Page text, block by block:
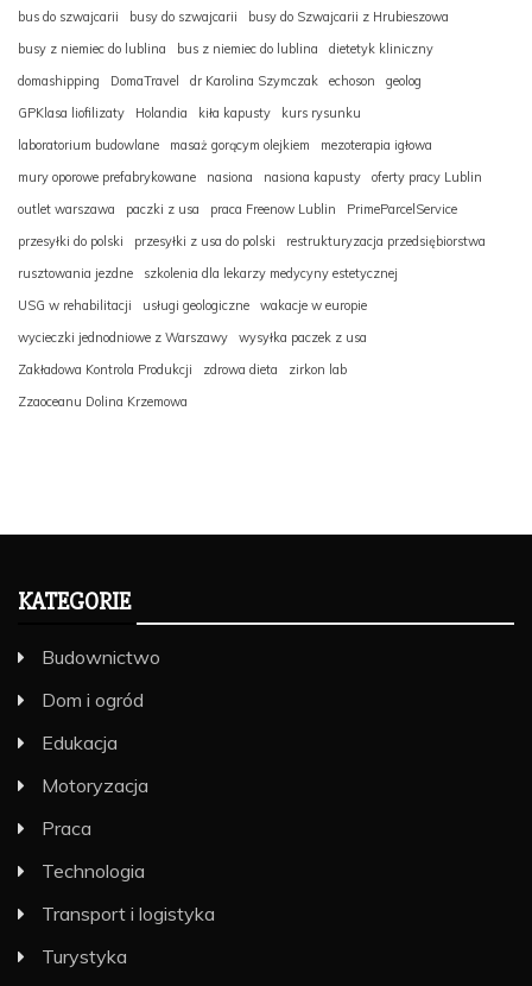
bus do szwajcarii
busy do szwajcarii
busy do Szwajcarii z Hrubieszowa
busy z niemiec do lublina
bus z niemiec do lublina
dietetyk kliniczny
domashipping
DomaTravel dr Karolina Szymczak echoson
geolog
GPKlasa liofilizaty
Holandia kiła kapusty
kurs rysunku
laboratorium budowlane
masaż gorącym olejkiem
mezoterapia igłowa
mury oporowe prefabrykowane
nasiona nasiona kapusty
oferty pracy Lublin
outlet warszawa
paczki z usa praca Freenow Lublin
PrimeParcelService
przesyłki do polski
przesyłki z usa do polski
restrukturyzacja przedsiębiorstwa
rusztowania jezdne
szkolenia dla lekarzy medycyny estetycznej
USG w rehabilitacji
usługi geologiczne
wakacje w europie
wycieczki jednodniowe z Warszawy
wysyłka paczek z usa
Zakładowa Kontrola Produkcji
zdrowa dieta
zirkon lab
Zzaoceanu Dolina Krzemowa
KATEGORIE
Budownictwo
Dom i ogród
Edukacja
Motoryzacja
Praca
Technologia
Transport i logistyka
Turystyka